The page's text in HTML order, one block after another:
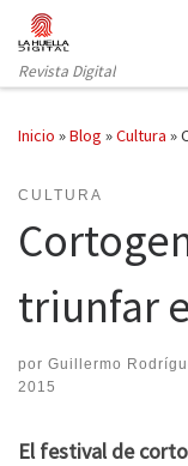
Saltar al contenido
Revista Digital
Inicio »Blog »Cultura »
CULTURA
triunfar
por Guillermo
2015
El festival de